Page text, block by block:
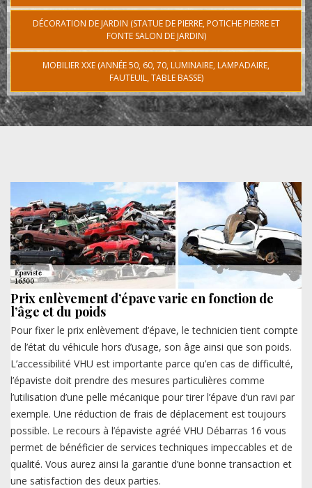
DÉCORATION DE JARDIN (STATUE DE PIERRE, POTICHE PIERRE ET
FONTE SALON DE JARDIN)
MOBILIER XXE (ANNÉE 50, 60, 70, LUMINAIRE, LAMPADAIRE,
FAUTEUIL, TABLE BASSE)
Prix enlèvement d’épave varie en fonction de
l’âge et du poids
Pour fixer le prix enlèvement d’épave, le technicien tient compte
de l’état du véhicule hors d’usage, son âge ainsi que son poids.
L’accessibilité VHU est importante parce qu’en cas de difficulté,
l’épaviste doit prendre des mesures particulières comme
l’utilisation d’une pelle mécanique pour tirer l’épave d’un ravi par
exemple. Une réduction de frais de déplacement est toujours
possible. Le recours à l’épaviste agréé VHU Débarras 16 vous
permet de bénéficier de services techniques impeccables et de
qualité. Vous aurez ainsi la garantie d’une bonne transaction et
une satisfaction des deux parties.